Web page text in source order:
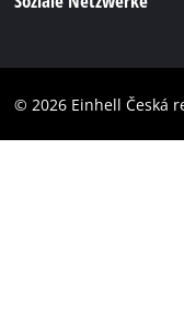
Barrierefreiheits-
Instagram
© 2026 Einhell Česká